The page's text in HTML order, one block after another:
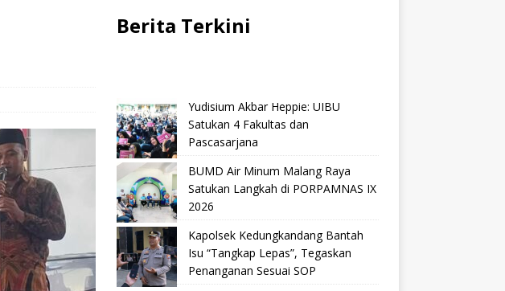
Berita Terkini
Yudisium Akbar Heppie: UIBU
Satukan 4 Fakultas dan
Pascasarjana
BUMD Air Minum Malang Raya
Satukan Langkah di PORPAMNAS IX
2026
Kapolsek Kedungkandang Bantah
Isu “Tangkap Lepas”, Tegaskan
Penanganan Sesuai SOP